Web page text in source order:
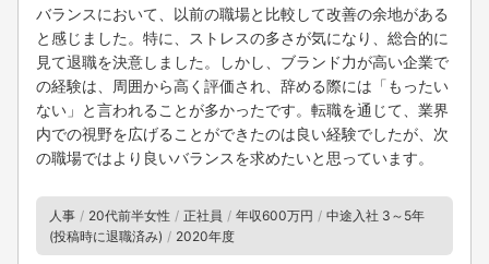
バランスにおいて、以前の職場と比較して改善の余地がある
と感じました。特に、ストレスの多さが気になり、総合的に
見て退職を決意しました。しかし、ブランド力が高い企業で
の経験は、周囲から高く評価され、辞める際には「もったい
ない」と言われることが多かったです。転職を通じて、業界
内での視野を広げることができたのは良い経験でしたが、次
の職場ではより良いバランスを求めたいと思っています。
人事 20代前半女性 正社員 年収600万円
中途入社 3～5年
(投稿時に退職済み)
2020年度